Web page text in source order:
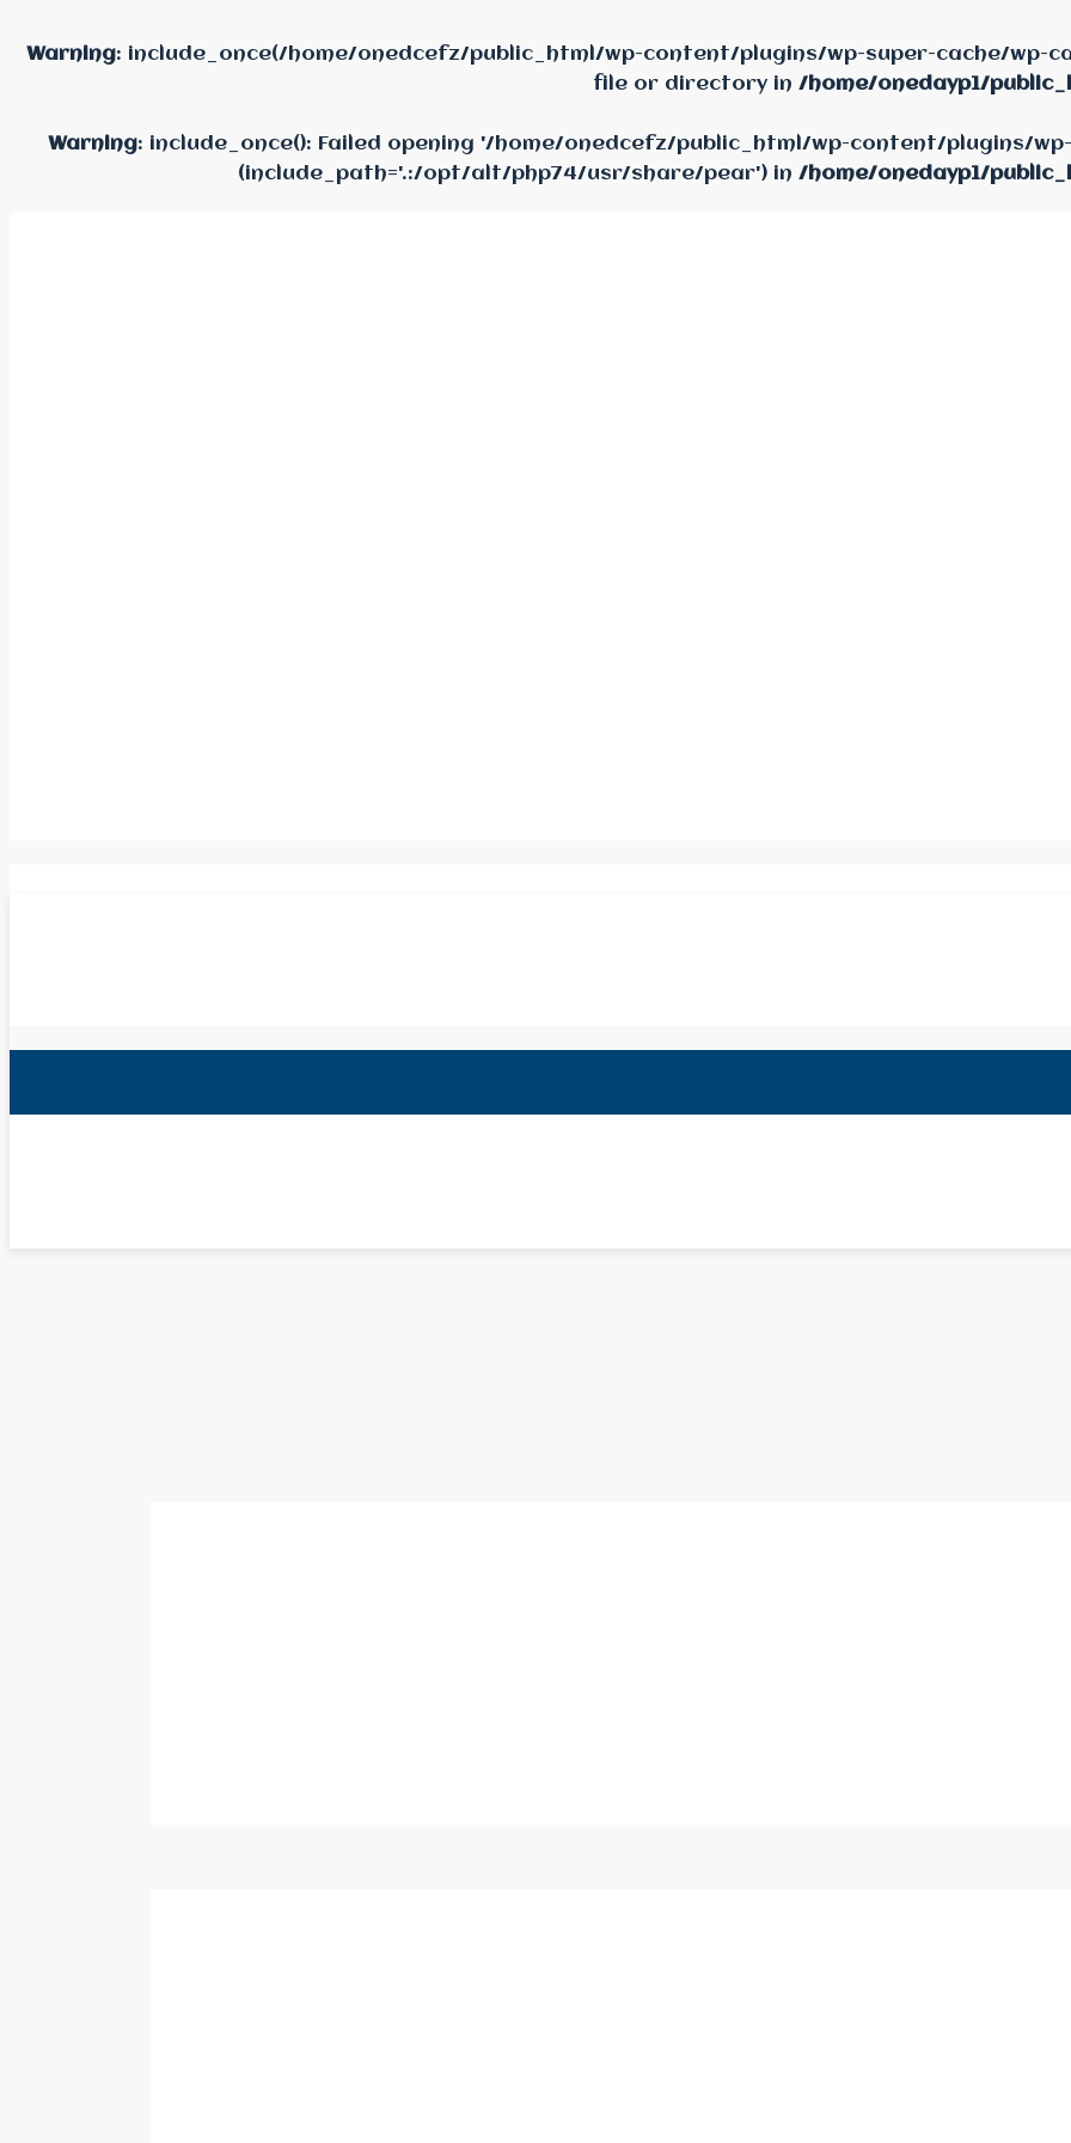
Warning: include_once(/home/onedcefz/public_html/wp-content/plugins/wp-super-cache/wp-
file or directory in /home/onedayp1/
Warning: include_once(): Failed opening '/home/onedcefz/public_html/wp-content/plugins/
(include_path='.:/opt/alt/php74/usr/share/pear') in /home/onedayp1/